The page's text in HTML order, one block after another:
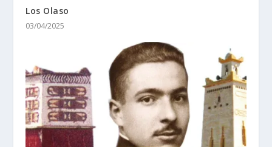
Los Olaso
03/04/2025